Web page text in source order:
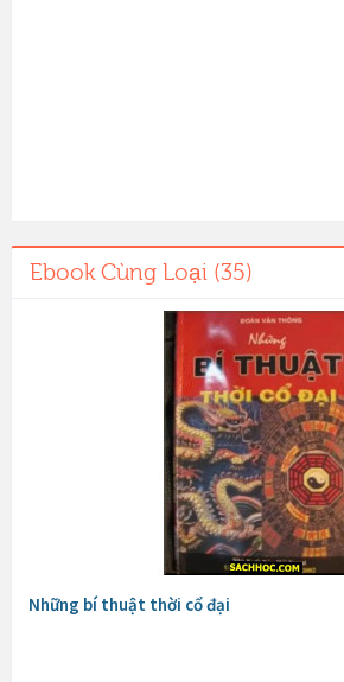
Ebook Cùng Loại (35)
Những bí thuật thời cổ đại